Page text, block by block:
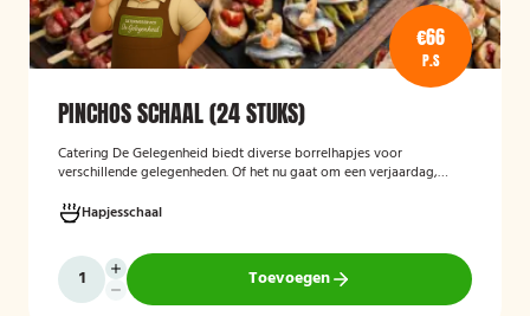
€66
P.S
PINCHOS SCHAAL (24 STUKS)
Catering De Gelegenheid biedt diverse borrelhapjes voor
verschillende gelegenheden. Of het nu gaat om een verjaardag,
Hieronder ziet u een selectie uit ons aanbod. De Poncho's schaal is
geschikt voor maximaal 6 personen
Hapjesschaal
Toevoegen